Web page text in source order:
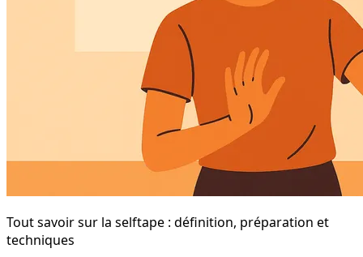
Tout savoir sur la selftape : définition, préparation et
techniques